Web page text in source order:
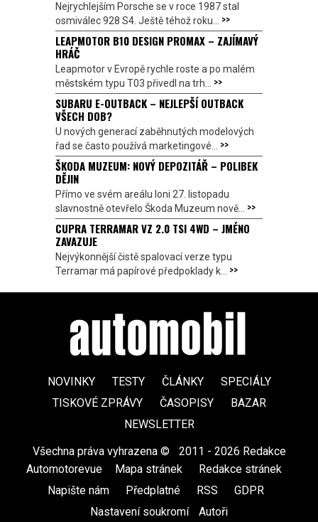
Nejrychlejším Porsche se v roce 1987 stal
osmiválec 928 S4. Ještě téhož roku... >>
LEAPMOTOR B10 DESIGN PROMAX – ZAJÍMAVÝ
HRÁČ
Leapmotor v Evropě rychle roste a po malém
městském typu T03 přivedl na trh... >>
SUBARU E-OUTBACK – NEJLEPŠÍ OUTBACK
VŠECH DOB?
U nových generací zaběhnutých modelových
řad se často používá marketingové... >>
ŠKODA MUZEUM: NOVÝ DEPOZITÁŘ – POLIBEK
DĚJIN
Přímo ve svém areálu loni 27. listopadu
slavnostně otevřelo Škoda Muzeum nově... >>
CUPRA TERRAMAR VZ 2.0 TSI 4WD – JMÉNO
ZAVAZUJE
Nejvýkonnější čistě spalovací verze typu
Terramar má papírové předpoklady k... >>
NOVINKY TESTY ČLÁNKY
SPECIÁLY
TISKOVÉ ZPRÁVY
ČASOPISY
BAZAR
NEWSLETTER
Všechna práva vyhrazena ©
2011 - 2026 Redakce
Automotorevue
Mapa stránek Redakce stránek
Napište nám
Předplatné RSS GDPR
Nastavení soukromí
Autoři